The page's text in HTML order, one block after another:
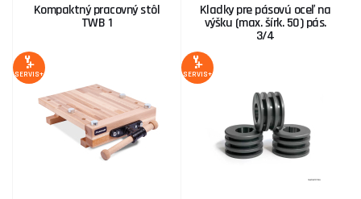
Kompaktný pracovný stôl
TWB 1
SERVIS+
Kladky pre pásovú oceľ na
výšku (max. šírk. 50) pás.
3/4
SERVIS+